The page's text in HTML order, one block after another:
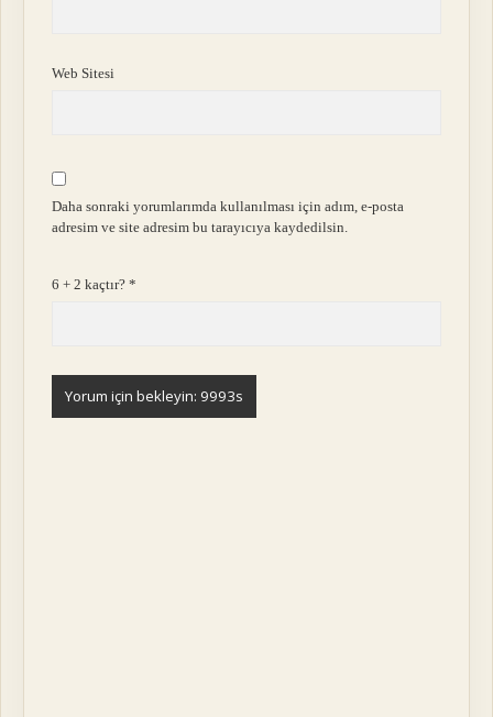
Web Sitesi
Daha sonraki yorumlarımda kullanılması için adım, e-posta
adresim ve site adresim bu tarayıcıya kaydedilsin.
6 + 2 kaçtır?*